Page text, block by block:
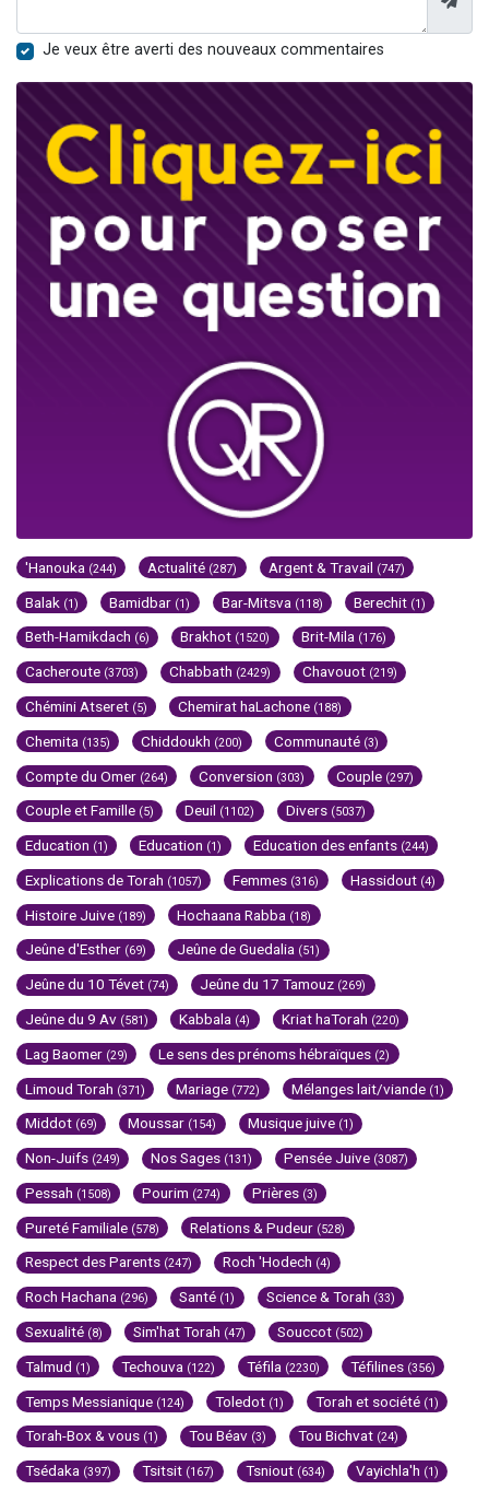
Je veux être averti des nouveaux commentaires
'Hanouka (244) Actualité (287) Argent & Travail (747)
Balak (1) Bamidbar (1) Bar-Mitsva (118) Berechit (1)
Beth-Hamikdach (6) Brakhot (1520) Brit-Mila (176)
Cacheroute (3703) Chabbath (2429) Chavouot (219)
Chémini Atseret (5) Chemirat haLachone (188)
Chemita (135) Chiddoukh (200) Communauté (3)
Compte du Omer (264) Conversion (303) Couple (297)
Couple et Famille (5) Deuil (1102) Divers (5037)
Education (1) Education (1) Education des enfants (244)
Explications de Torah (1057) Femmes (316) Hassidout (4)
Histoire Juive (189) Hochaana Rabba (18)
Jeûne d'Esther (69) Jeûne de Guedalia (51)
Jeûne du 10 Tévet (74) Jeûne du 17 Tamouz (269)
Jeûne du 9 Av (581) Kabbala (4) Kriat haTorah (220)
Lag Baomer (29) Le sens des prénoms hébraïques (2)
Limoud Torah (371) Mariage (772) Mélanges lait/viande (1)
Middot (69) Moussar (154) Musique juive (1)
Non-Juifs (249) Nos Sages (131) Pensée Juive (3087)
Pessah (1508) Pourim (274) Prières (3)
Pureté Familiale (578) Relations & Pudeur (528)
Respect des Parents (247) Roch 'Hodech (4)
Roch Hachana (296) Santé (1) Science & Torah (33)
Sexualité (8) Sim'hat Torah (47) Souccot (502)
Talmud (1) Techouva (122) Téfila (2230) Téfilines (356)
Temps Messianique (124) Toledot (1) Torah et société (1)
Torah-Box & vous (1) Tou Béav (3) Tou Bichvat (24)
Tsédaka (397) Tsitsit (167) Tsniout (634) Vayichla'h (1)